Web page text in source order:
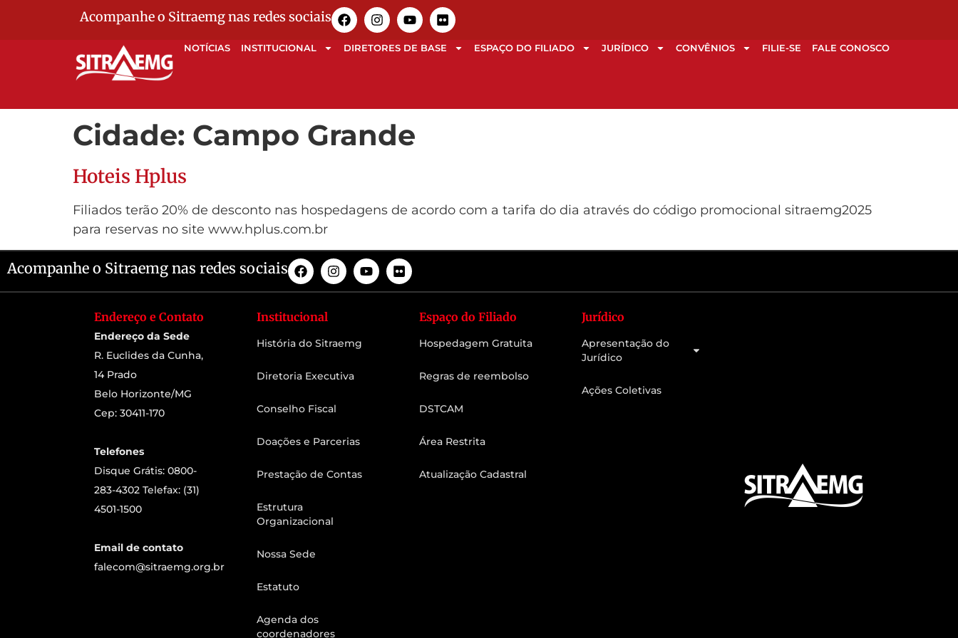
Acompanhe o Sitraemg nas redes sociais
NOTÍCIAS INSTITUCIONAL DIRETORES DE BASE ESPAÇO DO FILIADO JURÍDICO CONVÊNIOS FILIE-SE FALE CONOSCO
Cidade: Campo Grande
Hoteis Hplus
Filiados terão 20% de desconto nas hospedagens de acordo com a tarifa do dia através do código promocional sitraemg2025
para reservas no site www.hplus.com.br
Acompanhe o Sitraemg nas redes sociais
Endereço e Contato
Endereço da Sede
R. Euclides da Cunha,
14 Prado
Belo Horizonte/MG
Cep: 30411-170
Telefones
Disque Grátis: 0800-
283-4302 Telefax: (31)
4501-1500
Email de contato
falecom@sitraemg.org.br
Institucional
História do Sitraemg
Diretoria Executiva
Conselho Fiscal
Doações e Parcerias
Prestação de Contas
Estrutura
Organizacional
Nossa Sede
Estatuto
Agenda dos
coordenadores
Espaço do Filiado
Hospedagem Gratuita
Regras de reembolso
DSTCAM
Área Restrita
Atualização Cadastral
Jurídico
Apresentação do
Jurídico
Ações Coletivas